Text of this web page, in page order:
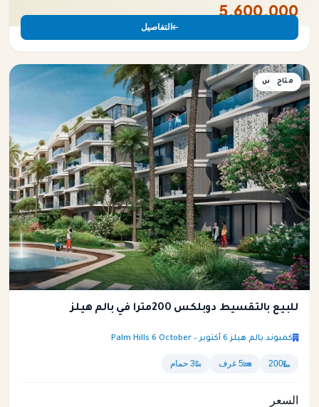
5,600,000
التفاصيل
دوبلكس
متاح
للبيع بالتقسيط دوبلكس 200متراً في بالم هيلز
كمبوند بالم هيلز 6 أكتوبر – Palm Hills 6 October
200 5 غرف 3 حمام
السعر